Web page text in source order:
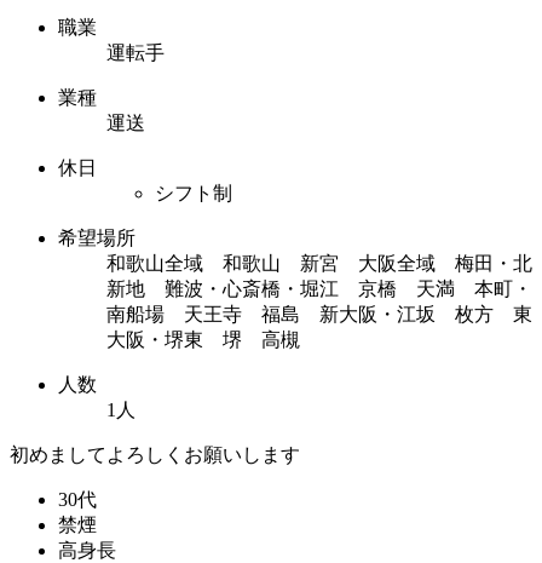
職業
運転手
業種
運送
休日
シフト制
希望場所
和歌山全域 和歌山 新宮 大阪全域 梅田・北
新地 難波・心斎橋・堀江 京橋 天満 本町・
南船場 天王寺 福島 新大阪・江坂 枚方 東
大阪・堺東 堺 高槻
人数
1人
初めましてよろしくお願いします
30代
禁煙
高身長